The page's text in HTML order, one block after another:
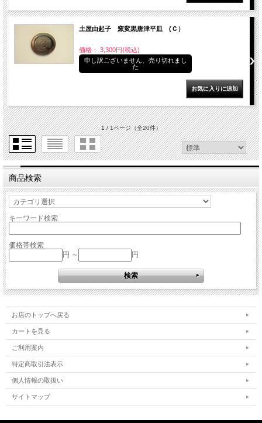
土屋由起子 窯変黒唐津平皿 (Ｃ）
価格： 3,300円(税込)
申し訳ございません、売り切れまし
た
1 / 1ページ（全20件）
商品検索
キーワード検索
価格帯検索
円 ～
円
お店のトップへ戻る
カートを見る
ご利用案内
特定商取引法表示
個人情報の取扱い
サイトマップ